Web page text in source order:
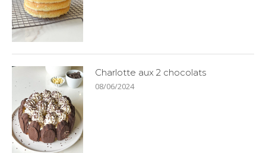
Charlotte aux 2 chocolats
08/06/2024